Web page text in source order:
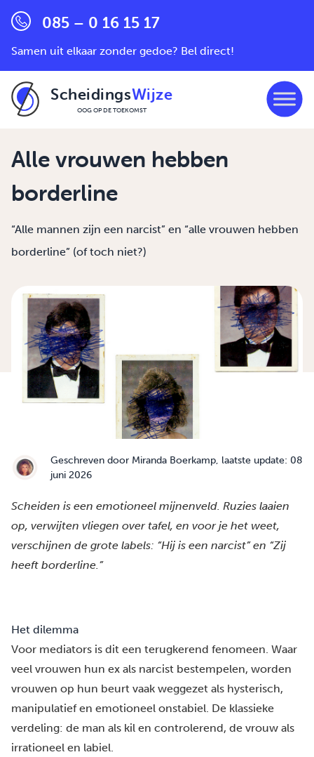
085 – 0 16 15 17
Samen uit elkaar zonder gedoe? Bel direct!
ScheidingsWijze
OOG OP DE TOEKOMST
Alle vrouwen hebben
borderline
“Alle mannen zijn een narcist” en “alle vrouwen hebben
borderline” (of toch niet?)
Geschreven door Miranda Boerkamp, laatste update: 08
juni 2026
Scheiden is een emotioneel mijnenveld. Ruzies laaien
op, verwijten vliegen over tafel, en voor je het weet,
verschijnen de grote labels: “Hij is een narcist” en “Zij
heeft borderline.”
Het dilemma
Voor mediators is dit een terugkerend fenomeen. Waar
veel vrouwen hun ex als narcist bestempelen, worden
vrouwen op hun beurt vaak weggezet als hysterisch,
manipulatief en emotioneel onstabiel. De klassieke
verdeling: de man als kil en controlerend, de vrouw als
irrationeel en labiel.